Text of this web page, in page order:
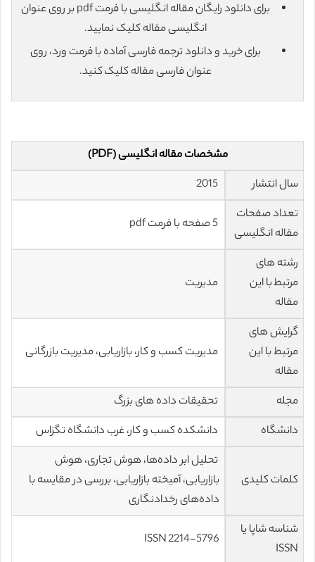
برای دانلود رایگان مقاله انگلیسی با فرمت pdf بر روی عنوان
انگلیسی مقاله کلیک نمایید.
برای خرید و دانلود ترجمه فارسی آماده با فرمت ورد، روی
عنوان فارسی مقاله کلیک کنید.
مشخصات مقاله انگلیسی (PDF)
سال انتشار
تعداد صفحات
مقاله انگلیسی
رشته های
مرتبط با این
مقاله
مدیریت
گرایش های
مرتبط با این
مقاله
مدیریت کسب و کار، بازاریابی، مدیریت بازرگانی
مجله
تحقیقات داده های بزرگ
دانشگاه
دانشکده کسب و کار، غرب دانشگاه تگزاس
کلمات کلیدی
تحلیل ابر داده‌ها، هوش تجاری، هوش
بازاریابی، آمیخته بازاریابی، بررسی در مقایسه با
داده‌های رخدادنگاری
شناسه شاپا یا
ISSN
ISSN 2214-5796